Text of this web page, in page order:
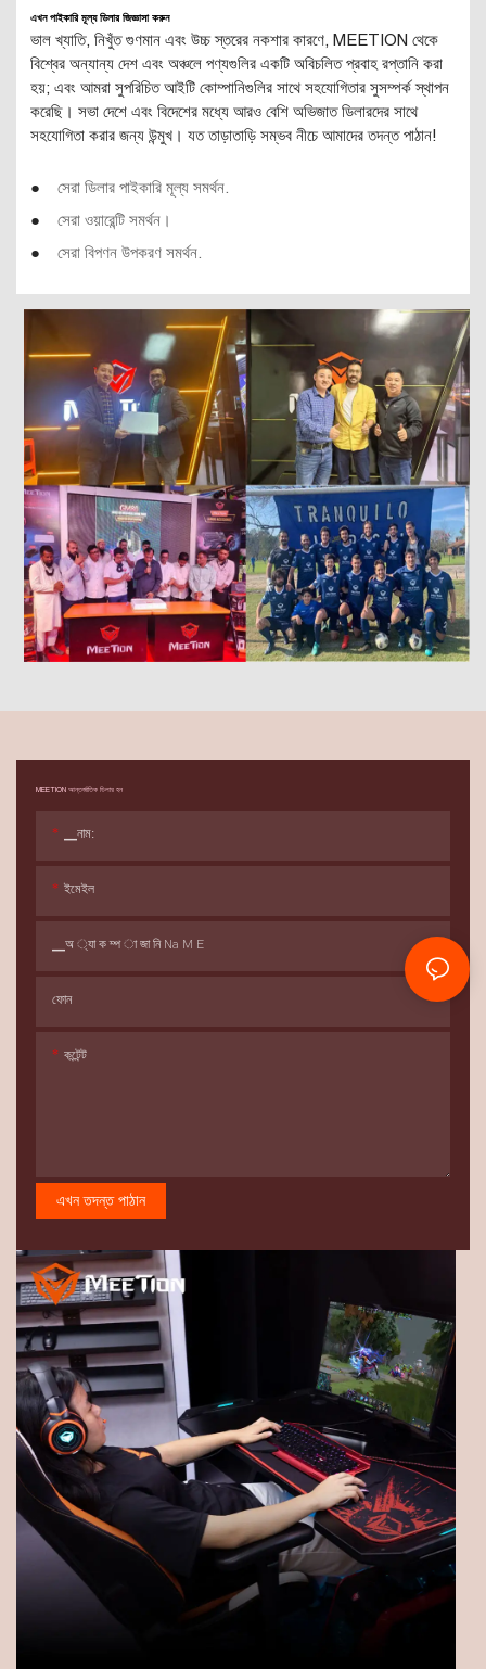
এখন পাইকারি মূল্য ডিলার জিজ্ঞাসা করুন
ভাল খ্যাতি, নিখুঁত গুণমান এবং উচ্চ স্তরের নকশার কারণে, MEETION থেকে
বিশ্বের অন্যান্য দেশ এবং অঞ্চলে পণ্যগুলির একটি অবিচলিত প্রবাহ রপ্তানি করা
হয়; এবং আমরা সুপরিচিত আইটি কোম্পানিগুলির সাথে সহযোগিতার সুসম্পর্ক স্থাপন
করেছি। সভা দেশে এবং বিদেশের মধ্যে আরও বেশি অভিজাত ডিলারদের সাথে
সহযোগিতা করার জন্য উন্মুখ। যত তাড়াতাড়ি সম্ভব নীচে আমাদের তদন্ত পাঠান!
●
সেরা ডিলার পাইকারি মূল্য সমর্থন.
●
সেরা ওয়ারেন্টি সমর্থন।
●
সেরা বিপণন উপকরণ সমর্থন.
MEETION আন্তর্জাতিক ডিলার হন
▁নাম:
ইমেইল
▁অ ্যা ক ম্প া জা নি Na M E
ফোন
কন্টেন্ট
এখন তদন্ত পাঠান